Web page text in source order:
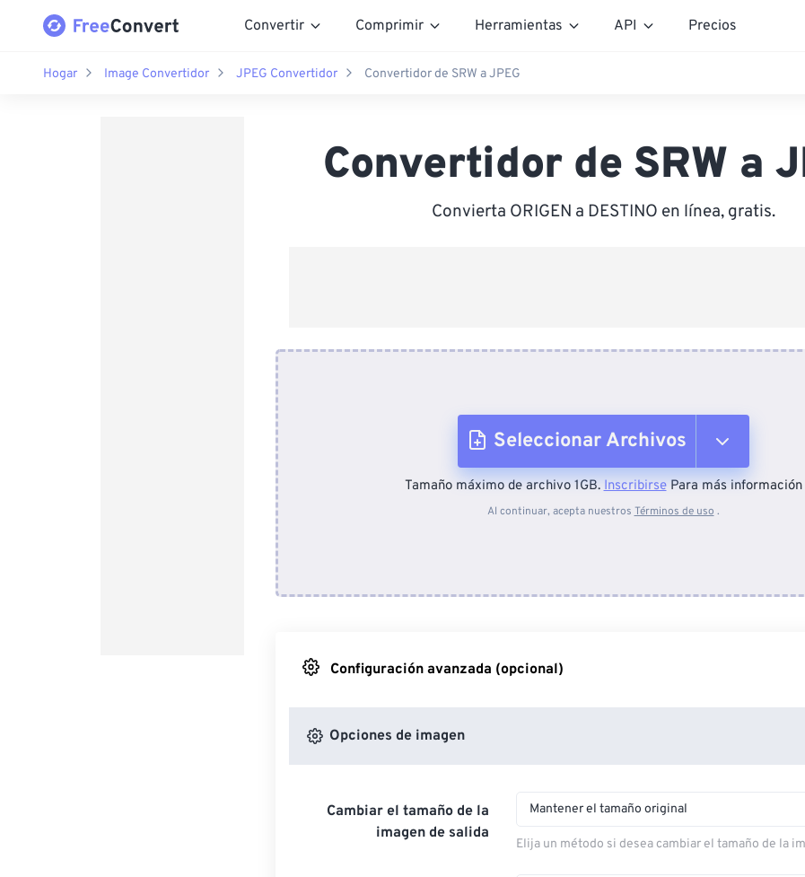
Convertir Comprimir Herramientas API Precios
Hogar Image Convertidor JPEG Convertidor Convertidor de SRW a JPEG
Convertidor de SRW a
Convierta ORIGEN a DESTINO en línea, gratis.
Seleccionar Archivos
Desde el dispositivo
Tamaño máximo de archivo 1GB.InscribirsePara más información
Al continuar, acepta nuestros Términos de uso .
Configuración avanzada (opcional)
Opciones de imagen
Cambiar el tamaño de la
imagen de salida
Mantener el tamaño original
Elija un método si desea cambiar el tamaño de la